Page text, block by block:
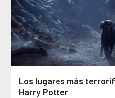
Los lugares más
Harry Potter